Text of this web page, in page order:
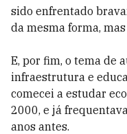
sido enfrentado
da mesma forma,
E, por fim, o tema de
infraestrutura e
comecei a estudar
2000, e já
anos antes.